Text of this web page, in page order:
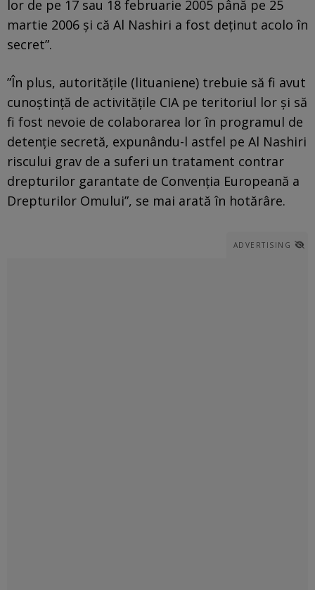
lor de pe 17 sau 18 februarie 2005 până pe 25
martie 2006 și că Al Nashiri a fost deținut acolo în
secret”.
”În plus, autoritățile (lituaniene) trebuie să fi avut
cunoștință de activitățile CIA pe teritoriul lor și să
fi fost nevoie de colaborarea lor în programul de
detenție secretă, expunându-l astfel pe Al Nashiri
riscului grav de a suferi un tratament contrar
drepturilor garantate de Convenția Europeană a
Drepturilor Omului”, se mai arată în hotărâre.
ADVERTISING